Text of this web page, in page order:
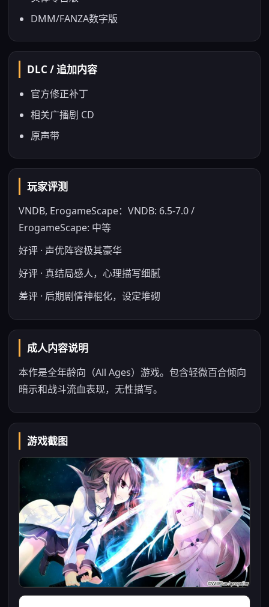
DMM/FANZA数字版
DLC / 追加内容
官方修正补丁
相关广播剧 CD
原声带
玩家评测
VNDB, ErogameScape：VNDB: 6.5-7.0 /
ErogameScape: 中等
好评 · 声优阵容极其豪华
好评 · 真结局感人，心理描写细腻
差评 · 后期剧情神棍化，设定堆砌
成人内容说明
本作是全年龄向（All Ages）游戏。包含轻微百合倾向
暗示和战斗流血表现，无性描写。
游戏截图